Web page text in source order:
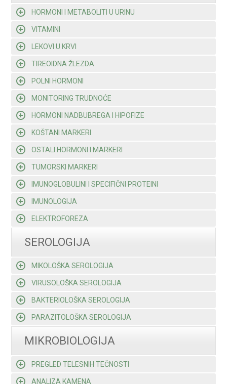
HORMONI I METABOLITI U URINU
VITAMINI
LEKOVI U KRVI
TIREOIDNA ŽLEZDA
POLNI HORMONI
MONITORING TRUDNOĆE
HORMONI NADBUBREGA I HIPOFIZE
KOŠTANI MARKERI
OSTALI HORMONI I MARKERI
TUMORSKI MARKERI
IMUNOGLOBULINI I SPECIFIČNI PROTEINI
IMUNOLOGIJA
ELEKTROFOREZA
SEROLOGIJA
MIKOLOŠKA SEROLOGIJA
VIRUSOLOŠKA SEROLOGIJA
BAKTERIOLOŠKA SEROLOGIJA
PARAZITOLOŠKA SEROLOGIJA
MIKROBIOLOGIJA
PREGLED TELESNIH TEČNOSTI
ANALIZA KAMENA